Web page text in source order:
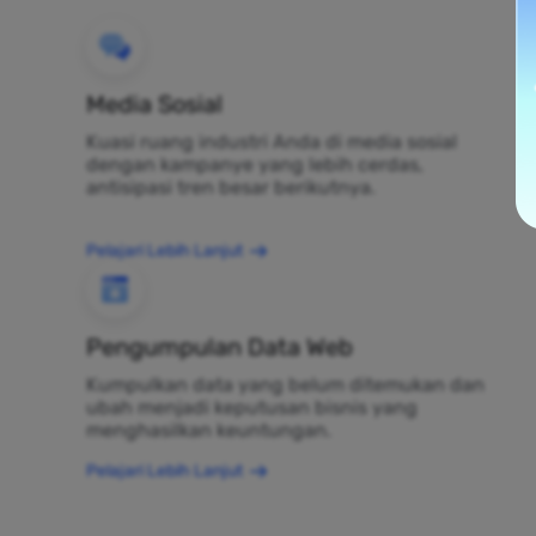
Media Sosial
Kuasi ruang industri Anda di media sosial
dengan kampanye yang lebih cerdas,
antisipasi tren besar berikutnya.
Pelajari Lebih Lanjut
Pengumpulan Data Web
Kumpulkan data yang belum ditemukan dan
ubah menjadi keputusan bisnis yang
menghasilkan keuntungan.
Pelajari Lebih Lanjut